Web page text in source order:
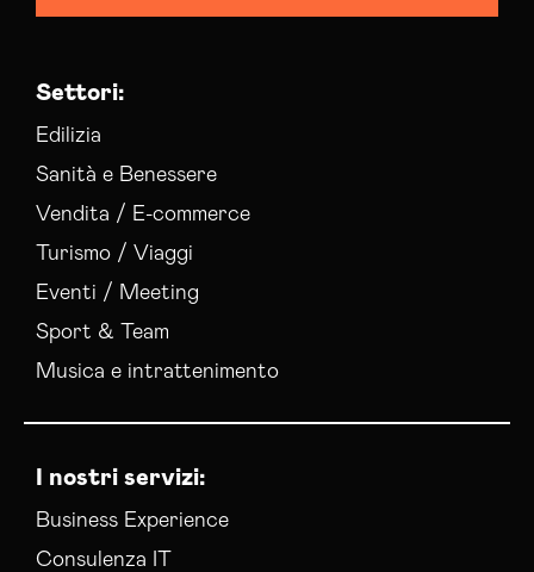
Consulenza Web Marketing Rieti
Esperti Social Media Rieti
Gestione Social Media Rieti
Realizzazione Siti Web Rieti
Servizi Hosting Rieti
Social Media Advertising Rieti
Web Agency Rieti
Settori:
Edilizia
Sanità e Benessere
Vendita / E-commerce
Turismo / Viaggi
Eventi / Meeting
Sport & Team
Musica e intrattenimento
I nostri servizi:
Business Experience
Consulenza IT